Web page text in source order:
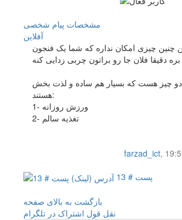
مشخصات پیام شخصی
آفلاين
چیزی امکان نداره که شما یک فنجون
چیز هست که بسیار هم ساده و لذت بخش
هستند:
1- ورزش روزانه
2- تغذیه سالم
farzad_ict,
پست # 13
بازگشت به بالای صفحه
نقل قول اشتراک در تلگرام